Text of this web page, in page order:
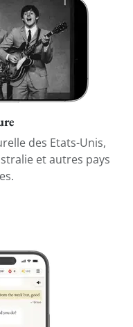
des Etats-Unis,
et autres pays